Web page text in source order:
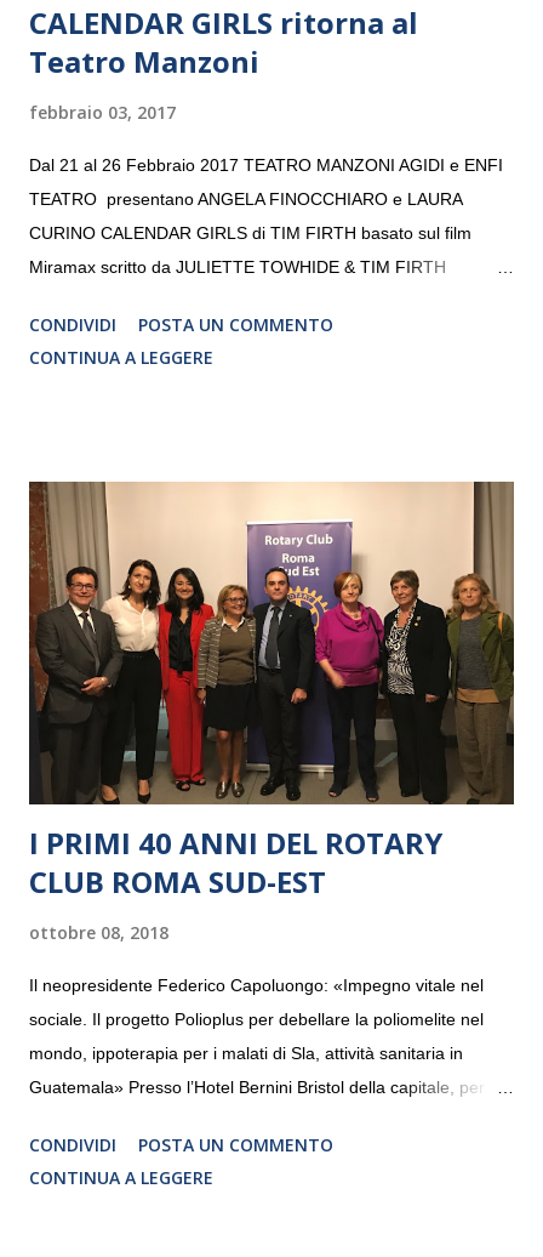
CALENDAR GIRLS ritorna al
Teatro Manzoni
febbraio 03, 2017
Dal 21 al 26 Febbraio 2017 TEATRO MANZONI AGIDI e ENFI
TEATRO presentano ANGELA FINOCCHIARO e LAURA
CURINO CALENDAR GIRLS di TIM FIRTH basato sul film
Miramax scritto da JULIETTE TOWHIDE & TIM FIRTH
CRISTINA PEZZOLI
CONDIVIDI
POSTA UN COMMENTO
CONTINUA A LEGGERE
I PRIMI 40 ANNI DEL ROTARY
CLUB ROMA SUD-EST
ottobre 08, 2018
Il neopresidente Federico Capoluongo: «Impegno vitale nel
sociale. Il progetto Polioplus per debellare la poliomelite nel
mondo, ippoterapia per i malati di Sla, attività sanitaria in
Guatemala» Presso l’Hotel Bernini Bristol della capitale, per la
programmazione del Rotary Club Roma Sud-Est che festeggia
i quaranta anni di attività. Un’occasione per raccontare al
CONDIVIDI
POSTA UN COMMENTO
CONTINUA A LEGGERE